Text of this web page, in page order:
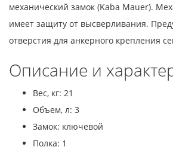
механический замок (Kaba Mauer).
имеет защиту от высверливания.
отверстия для анкерного крепления
Описание и
Вес, кг: 21
Объем, л: 3
Замок: ключевой
Полка: 1